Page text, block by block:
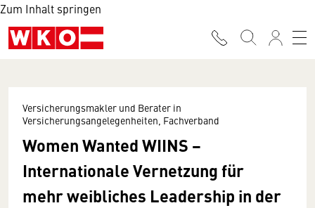
Zum Inhalt springen
Versicherungsmakler und Berater in
Versicherungsangelegenheiten, Fachverband
Women Wanted WIINS −
Internationale Vernetzung für
mehr weibliches Leadership in der